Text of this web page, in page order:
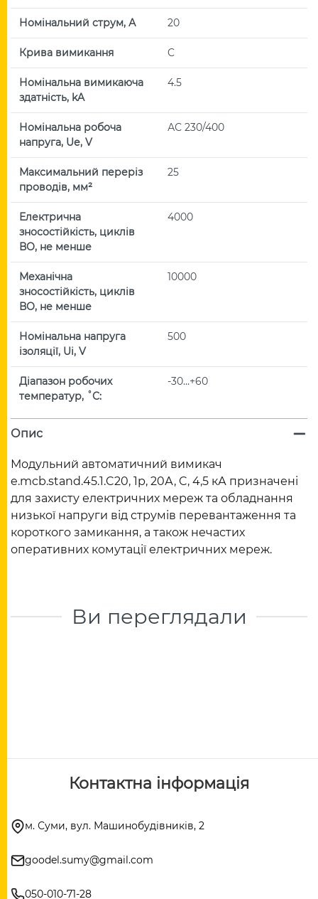
Номінальний струм, А 20
Крива вимикання C
Номінальна вимикаюча
здатність, kA
4.5
Номінальна робоча
напруга, Uе, V
АС 230/400
Максимальний переріз
проводів, мм²
25
Електрична
зносостійкість, циклів
ВО, не менше
4000
Механічна
зносостійкість, циклів
ВО, не менше
10000
Номінальна напруга
ізоляції, Ui, V
500
Діапазон робочих
температур, ˚С:
-30…+60
Опис
Модульний автоматичний вимикач
e.mcb.stand.45.1.C20, 1р, 20А, C, 4,5 кА призначені
для захисту електричних мереж та обладнання
низької напруги від струмів перевантаження та
короткого замикання, а також нечастих
оперативних комутації електричних мереж.
Ви переглядали
Контактна інформація
м. Суми, вул. Машинобудівників, 2
goodel.sumy@gmail.com
050-010-71-28